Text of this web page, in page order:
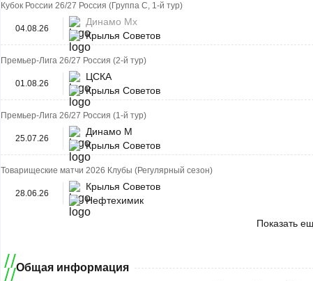
Кубок России 26/27 Россия (Группа C, 1-й тур)
04.08.26
Динамо Мх
Крылья Советов
Премьер-Лига 26/27 Россия (2-й тур)
01.08.26
ЦСКА
Крылья Советов
Премьер-Лига 26/27 Россия (1-й тур)
25.07.26
Динамо М
Крылья Советов
Товарищеские матчи 2026 Клубы (Регулярный сезон)
28.06.26
Крылья Советов
Нефтехимик
Показать
Общая информация